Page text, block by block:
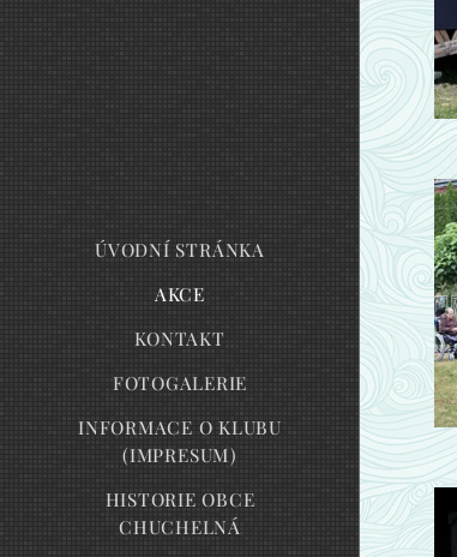
ÚVODNÍ STRÁNKA
AKCE
KONTAKT
FOTOGALERIE
INFORMACE O KLUBU
(IMPRESUM)
HISTORIE OBCE
CHUCHELNÁ